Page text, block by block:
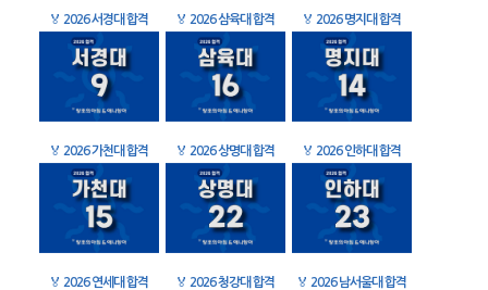
🏅 2026 서경대 합격 🏅 2026 삼육대 합격 🏅 2026 명지대 합격
🏅 2026 가천대 합격 🏅 2026 상명대 합격 🏅 2026 인하대 합격
🏅 2026 연세대 합격 🏅 2026 청강대 합격 🏅 2026 남서울대 합격